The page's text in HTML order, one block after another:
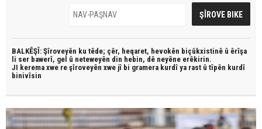
BALKÊŞÎ: Şîroveyên ku têde; çêr, heqaret, hevokên biçûkxistinê û êrîşa
li ser bawerî, gel û neteweyên din hebin, dê neyêne erêkirin.
JI kerema xwe re şîroveyên xwe jî bi gramera kurdî ya rast û tîpên kurdî
binivîsin